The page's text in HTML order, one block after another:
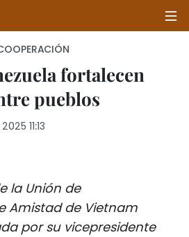
- MEDIO AMBIENTE
fortalecen
pueblos
11:13
la Unión de
Amistad de Vietnam
por su vicepresidente